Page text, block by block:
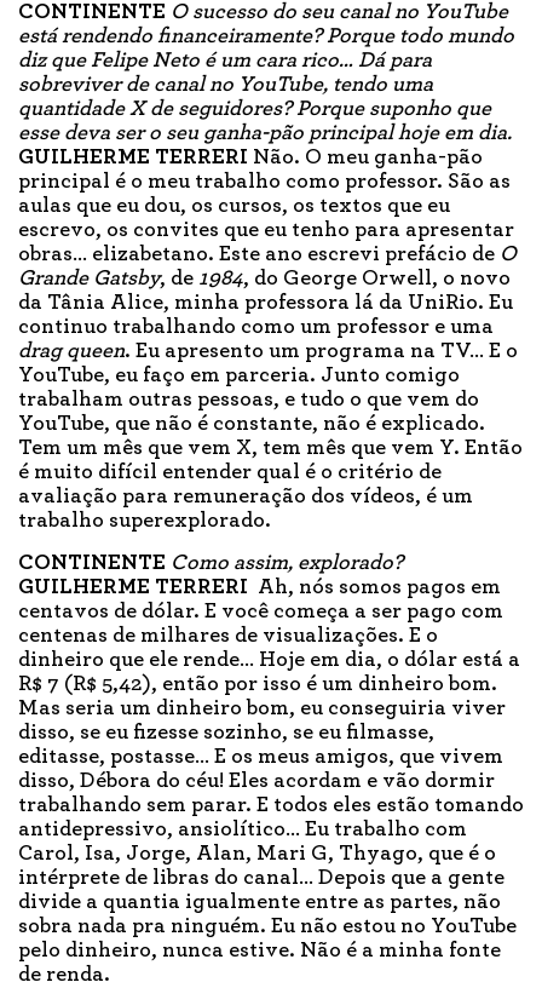
CONTINENTE O sucesso do seu canal no YouTube
está rendendo financeiramente? Porque todo mundo
diz que Felipe Neto é um cara rico… Dá para
sobreviver de canal no YouTube, tendo uma
quantidade X de seguidores? Porque suponho que
esse deva ser o seu ganha-pão principal hoje em dia.
GUILHERME TERRERI Não. O meu ganha-pão
principal é o meu trabalho como professor. São as
aulas que eu dou, os cursos, os textos que eu
escrevo, os convites que eu tenho para apresentar
obras… elizabetano. Este ano escrevi prefácio de O
Grande Gatsby, de 1984, do George Orwell, o novo
da Tânia Alice, minha professora lá da UniRio. Eu
continuo trabalhando como um professor e uma
drag queen. Eu apresento um programa na TV… E o
YouTube, eu faço em parceria. Junto comigo
trabalham outras pessoas, e tudo o que vem do
YouTube, que não é constante, não é explicado.
Tem um mês que vem X, tem mês que vem Y. Então
é muito difícil entender qual é o critério de
avaliação para remuneração dos vídeos, é um
trabalho superexplorado.
CONTINENTE Como assim, explorado?
GUILHERME TERRERI Ah, nós somos pagos em
centavos de dólar. E você começa a ser pago com
centenas de milhares de visualizações. E o
dinheiro que ele rende… Hoje em dia, o dólar está a
R$ 7 (R$ 5,42), então por isso é um dinheiro bom.
Mas seria um dinheiro bom, eu conseguiria viver
disso, se eu fizesse sozinho, se eu filmasse,
editasse, postasse… E os meus amigos, que vivem
disso, Débora do céu! Eles acordam e vão dormir
trabalhando sem parar. E todos eles estão tomando
antidepressivo, ansiolítico… Eu trabalho com
Carol, Isa, Jorge, Alan, Mari G, Thyago, que é o
intérprete de libras do canal… Depois que a gente
divide a quantia igualmente entre as partes, não
sobra nada pra ninguém. Eu não estou no YouTube
pelo dinheiro, nunca estive. Não é a minha fonte
de renda.